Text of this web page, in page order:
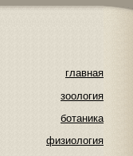
главная
зоология
ботаника
физиология